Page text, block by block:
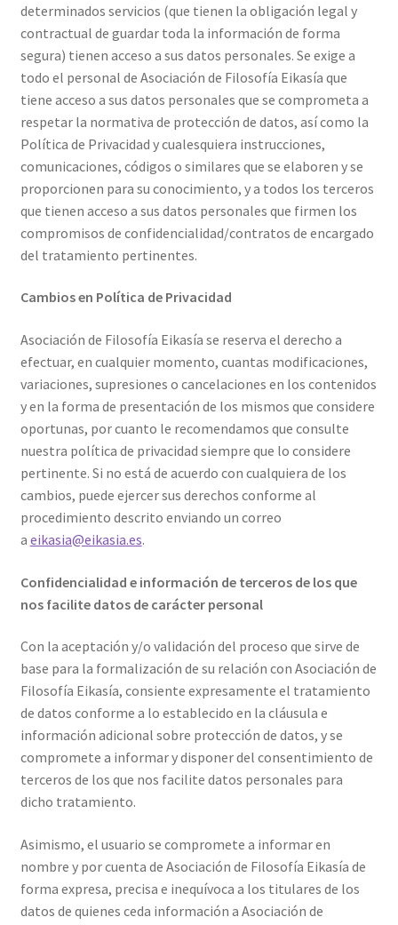
determinados servicios (que tienen la obligación legal y
contractual de guardar toda la información de forma
segura) tienen acceso a sus datos personales. Se exige a
todo el personal de Asociación de Filosofía Eikasía que
tiene acceso a sus datos personales que se comprometa a
respetar la normativa de protección de datos, así como la
Política de Privacidad y cualesquiera instrucciones,
comunicaciones, códigos o similares que se elaboren y se
proporcionen para su conocimiento, y a todos los terceros
que tienen acceso a sus datos personales que firmen los
compromisos de confidencialidad/contratos de encargado
del tratamiento pertinentes.
Cambios en Política de Privacidad
Asociación de Filosofía Eikasía se reserva el derecho a
efectuar, en cualquier momento, cuantas modificaciones,
variaciones, supresiones o cancelaciones en los contenidos
y en la forma de presentación de los mismos que considere
oportunas, por cuanto le recomendamos que consulte
nuestra política de privacidad siempre que lo considere
pertinente. Si no está de acuerdo con cualquiera de los
cambios, puede ejercer sus derechos conforme al
procedimiento descrito enviando un correo
a eikasia@eikasia.es.
Confidencialidad e información de terceros de los que
nos facilite datos de carácter personal
Con la aceptación y/o validación del proceso que sirve de
base para la formalización de su relación con Asociación de
Filosofía Eikasía, consiente expresamente el tratamiento
de datos conforme a lo establecido en la cláusula e
información adicional sobre protección de datos, y se
compromete a informar y disponer del consentimiento de
terceros de los que nos facilite datos personales para
dicho tratamiento.
Asimismo, el usuario se compromete a informar en
nombre y por cuenta de Asociación de Filosofía Eikasía de
forma expresa, precisa e inequívoca a los titulares de los
datos de quienes ceda información a Asociación de